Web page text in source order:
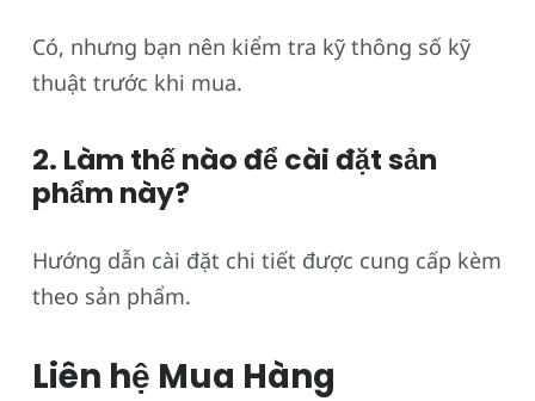
Có, nhưng bạn nên kiểm tra kỹ thông số kỹ
thuật trước khi mua.
2. Làm thế nào để cài đặt sản
phẩm này?
Hướng dẫn cài đặt chi tiết được cung cấp kèm
theo sản phẩm.
Liên hệ Mua Hàng